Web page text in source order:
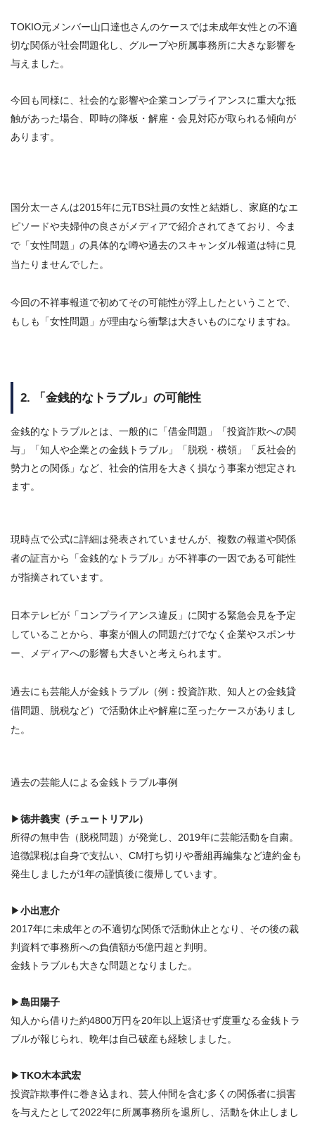
TOKIO元メンバー山口達也さんのケースでは未成年女性との不適
切な関係が社会問題化し、グループや所属事務所に大きな影響を
与えました。
今回も同様に、社会的な影響や企業コンプライアンスに重大な抵
触があった場合、即時の降板・解雇・会見対応が取られる傾向が
あります。
国分太一さんは2015年に元TBS社員の女性と結婚し、家庭的なエ
ピソードや夫婦仲の良さがメディアで紹介されてきており、今ま
で「女性問題」の具体的な噂や過去のスキャンダル報道は特に見
当たりませんでした。
今回の不祥事報道で初めてその可能性が浮上したということで、
もしも「女性問題」が理由なら衝撃は大きいものになりますね。
2. 「金銭的なトラブル」の可能性
金銭的なトラブルとは、一般的に「借金問題」「投資詐欺への関
与」「知人や企業との金銭トラブル」「脱税・横領」「反社会的
勢力との関係」など、社会的信用を大きく損なう事案が想定され
ます。
現時点で公式に詳細は発表されていませんが、複数の報道や関係
者の証言から「金銭的なトラブル」が不祥事の一因である可能性
が指摘されています。
日本テレビが「コンプライアンス違反」に関する緊急会見を予定
していることから、事案が個人の問題だけでなく企業やスポンサ
ー、メディアへの影響も大きいと考えられます。
過去にも芸能人が金銭トラブル（例：投資詐欺、知人との金銭貸
借問題、脱税など）で活動休止や解雇に至ったケースがありまし
た。
過去の芸能人による金銭トラブル事例
▶徳井義実（チュートリアル）
所得の無申告（脱税問題）が発覚し、2019年に芸能活動を自粛。
追徴課税は自身で支払い、CM打ち切りや番組再編集など違約金も
発生しましたが1年の謹慎後に復帰しています。
▶小出恵介
2017年に未成年との不適切な関係で活動休止となり、その後の裁
判資料で事務所への負債額が5億円超と判明。
金銭トラブルも大きな問題となりました。
▶島田陽子
知人から借りた約4800万円を20年以上返済せず度重なる金銭トラ
ブルが報じられ、晩年は自己破産も経験しました。
▶TKO木本武宏
投資詐欺事件に巻き込まれ、芸人仲間を含む多くの関係者に損害
を与えたとして2022年に所属事務所を退所し、活動を休止しまし